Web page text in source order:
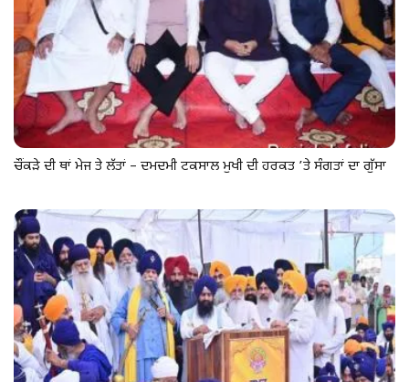
ਚੌਂਕੜੇ ਦੀ ਥਾਂ ਮੇਜ ਤੇ ਲੱਤਾਂ – ਦਮਦਮੀ ਟਕਸਾਲ ਮੁਖੀ ਦੀ ਹਰਕਤ ’ਤੇ ਸੰਗਤਾਂ ਦਾ ਗੁੱਸਾ